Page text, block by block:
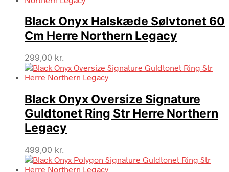
Black Onyx Halskæde Sølvtonet 60
Cm Herre Northern Legacy
299,00 kr.
Black Onyx Oversize Signature
Guldtonet Ring Str Herre Northern
Legacy
499,00 kr.